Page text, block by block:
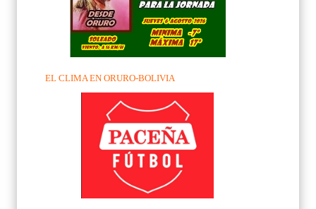
EL CLIMA EN ORURO-BOLIVIA